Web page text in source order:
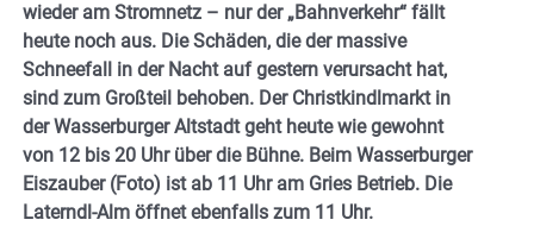
wieder am Stromnetz – nur der „Bahnverkehr“ fällt
heute noch aus. Die Schäden, die der massive
Schneefall in der Nacht auf gestern verursacht hat,
sind zum Großteil behoben. Der Christkindlmarkt in
der Wasserburger Altstadt geht heute wie gewohnt
von 12 bis 20 Uhr über die Bühne. Beim Wasserburger
Eiszauber (Foto) ist ab 11 Uhr am Gries Betrieb. Die
Laterndl-Alm öffnet ebenfalls zum 11 Uhr.